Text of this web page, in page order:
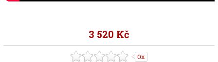
3 520 Kč
0x